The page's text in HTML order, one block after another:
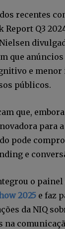
de leitura
exclusivos.
INSCREVA-SE
Privacidade.
5,678
Seguidores
recentes
Q3
que
e menor
públicos.
que,
para
pode
e
o painel
2025 e faz
da NIQ
na